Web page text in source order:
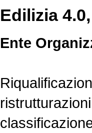
Edilizia
Ente